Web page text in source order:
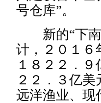
号仓库”。
新的“下南
计，２０１６
１８２２．
２２．３亿
远洋渔业、现